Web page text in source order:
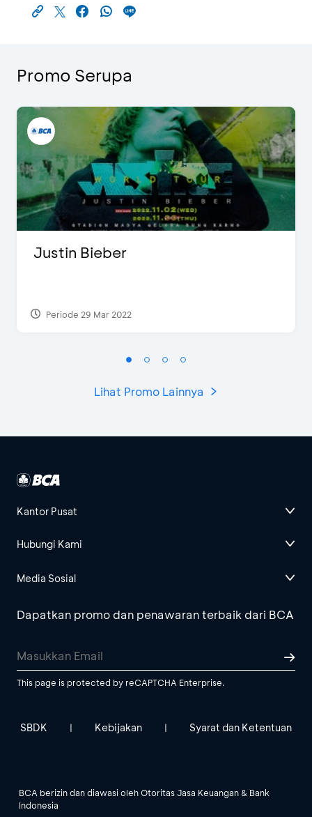
Promo Serupa
Justin Bieber
Periode 29 Mar 2022
Lihat Promo Lainnya
Kantor Pusat
Hubungi Kami
Media Sosial
Dapatkan promo dan penawaran terbaik dari BCA
This page is protected by reCAPTCHA Enterprise.
SBDK | Kebijakan | Syarat dan Ketentuan
BCA berizin dan diawasi oleh Otoritas Jasa Keuangan & Bank
Indonesia